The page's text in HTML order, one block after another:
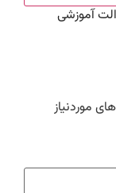
آموزشی
موردنیاز